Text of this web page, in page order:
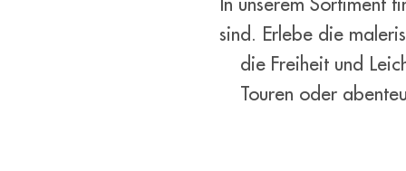
sind. Erlebe die
die Freiheit und
Touren oder